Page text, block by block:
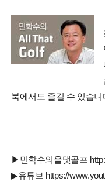
북에서도 즐길 수 있습니
▶민학수의올댓골프
▶유튜브 https://